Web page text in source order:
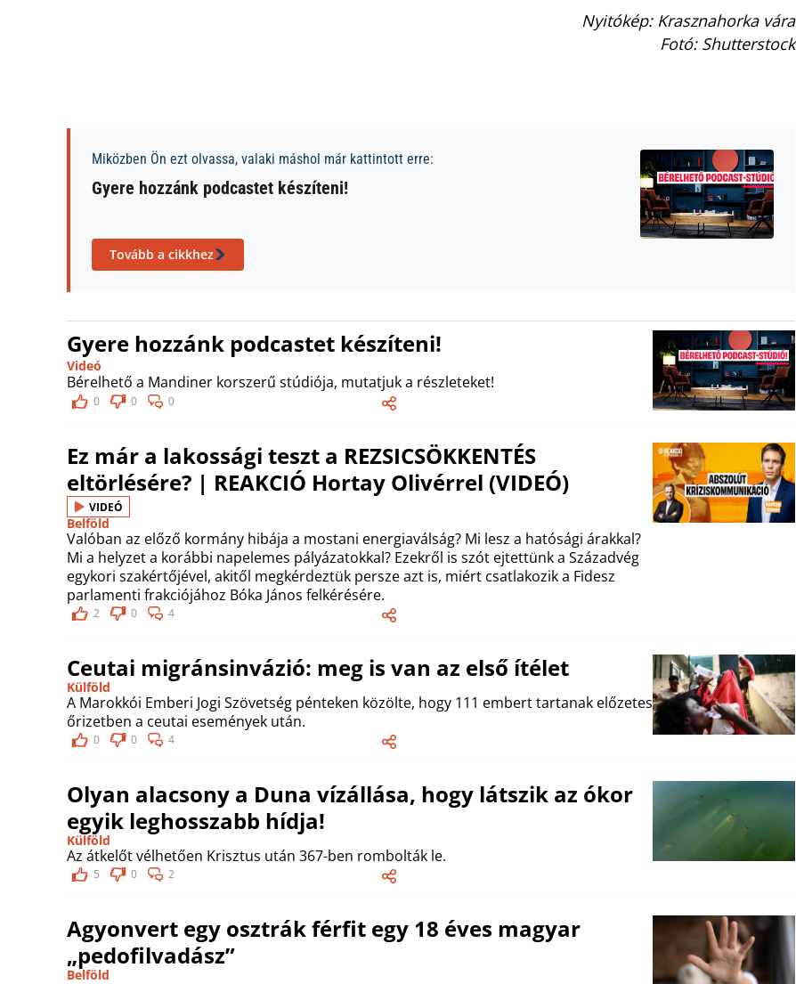
Nyitókép: Krasznahorka vára
Fotó: Shutterstock
Miközben Ön ezt olvassa, valaki máshol már kattintott erre:
Gyere hozzánk podcastet készíteni!
Tovább a cikkhez
Gyere hozzánk podcastet készíteni!
Videó
Bérelhető a Mandiner korszerű stúdiója, mutatjuk a részleteket!
0 0 0
Ez már a lakossági teszt a REZSICSÖKKENTÉS
eltörlésére? | REAKCIÓ Hortay Olivérrel (VIDEÓ)
VIDEÓ
Belföld
Valóban az előző kormány hibája a mostani energiaválság? Mi lesz a hatósági árakkal?
Mi a helyzet a korábbi napelemes pályázatokkal? Ezekről is szót ejtettünk a Századvég
egykori szakértőjével, akitől megkérdeztük persze azt is, miért csatlakozik a Fidesz
parlamenti frakciójához Bóka János felkérésére.
2 0 4
Ceutai migránsinvázió: meg is van az első ítélet
Külföld
A Marokkói Emberi Jogi Szövetség pénteken közölte, hogy 111 embert tartanak előzetes
őrizetben a ceutai események után.
0 0 4
Olyan alacsony a Duna vízállása, hogy látszik az ókor
egyik leghosszabb hídja!
Külföld
Az átkelőt vélhetően Krisztus után 367-ben rombolták le.
5 0 2
Agyonvert egy osztrák férfit egy 18 éves magyar
„pedofilvadász”
Belföld